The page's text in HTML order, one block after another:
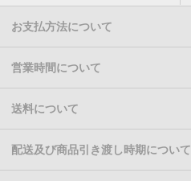
お支払方法について
営業時間について
送料について
配送及び商品引き渡し時期について